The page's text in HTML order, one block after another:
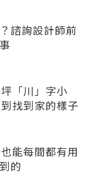
諮詢設計師前
「川」字小
找到家的樣子
能每間都有用
的